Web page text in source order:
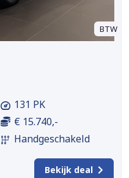
BTW
131 PK
€ 15.740,-
Handgeschakeld
Bekijk deal